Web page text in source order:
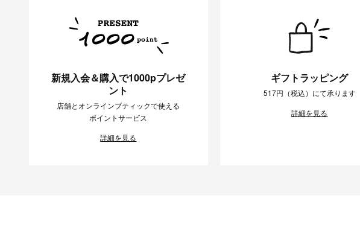
新規入会＆購入で1000pプレゼ
ント
店舗とオンラインブティックで使える
ポイントサービス
詳細を見る
ギフトラッピング
517円（税込）にて承ります
詳細を見る